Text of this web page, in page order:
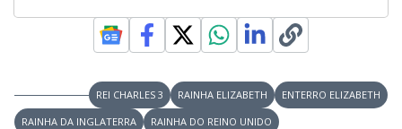
REI CHARLES 3 RAINHA ELIZABETH
ENTERRO ELIZABETH
RAINHA DA INGLATERRA
RAINHA DO REINO UNIDO